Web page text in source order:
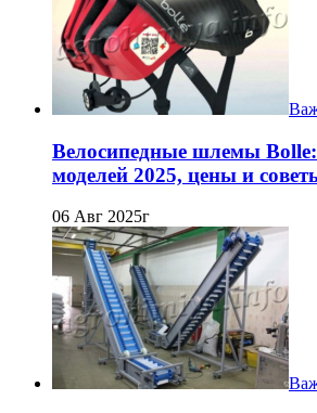
Велосипедные шлемы
моделей 2025, цены и
06 Авг 2025г